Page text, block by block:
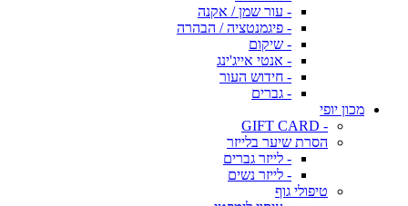
- עור שמן / אקנה
- פיגמנטציה / הבהרה
- שיקום
- אנטי אייג'ינג
- חידוש העור
- גברים
מכון יופי
- GIFT CARD
הסרת שיער בלייזר
- לייזר גברים
- לייזר נשים
טיפולי גוף